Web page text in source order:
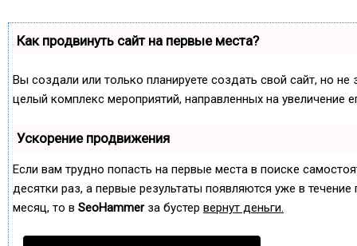
Как продвинуть сайт на первые места?
Вы создали или только планируете создать свой сайт, но
целый комплекс мероприятий, направленных на
Ускорение продвижения
Если вам трудно попасть на первые места в поиске
десятки раз, а первые результаты появляются уже в
месяц, то в SeoHammerза бустер вернут деньги.